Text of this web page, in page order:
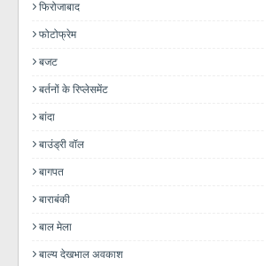
फिरोजाबाद
फोटोफ्रेम
बजट
बर्तनों के रिप्लेसमेंट
बांदा
बाउंड्री वॉल
बागपत
बाराबंकी
बाल मेला
बाल्य देखभाल अवकाश